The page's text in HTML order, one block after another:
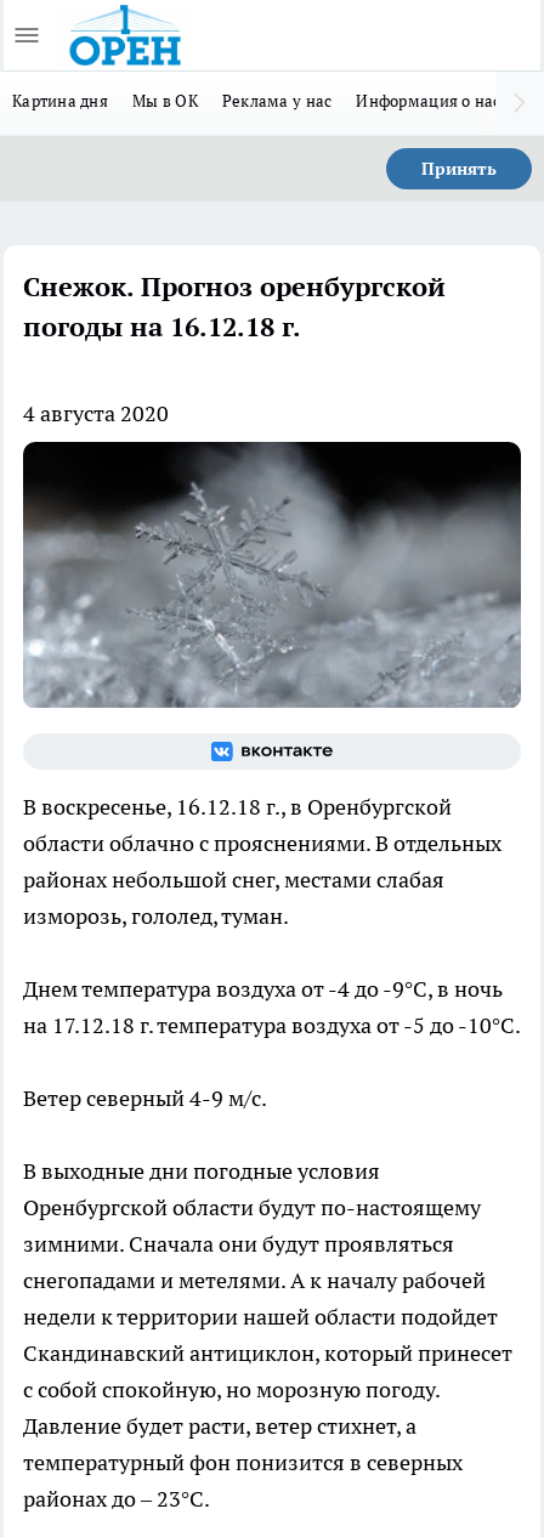
Картина дня Мы в ОК Реклама у нас Информация о нас
Принять
Снежок. Прогноз оренбургской
погоды на 16.12.18 г.
4 августа 2020
В воскресенье, 16.12.18 г., в Оренбургской
области облачно с прояснениями. В отдельных
районах небольшой снег, местами слабая
изморозь, гололед, туман.
Днем температура воздуха от -4 до -9°C, в ночь
на 17.12.18 г. температура воздуха от -5 до -10°C.
Ветер северный 4-9 м/с.
В выходные дни погодные условия
Оренбургской области будут по-настоящему
зимними. Сначала они будут проявляться
снегопадами и метелями. А к началу рабочей
недели к территории нашей области подойдет
Скандинавский антициклон, который принесет
с собой спокойную, но морозную погоду.
Давление будет расти, ветер стихнет, а
температурный фон понизится в северных
районах до – 23°С.